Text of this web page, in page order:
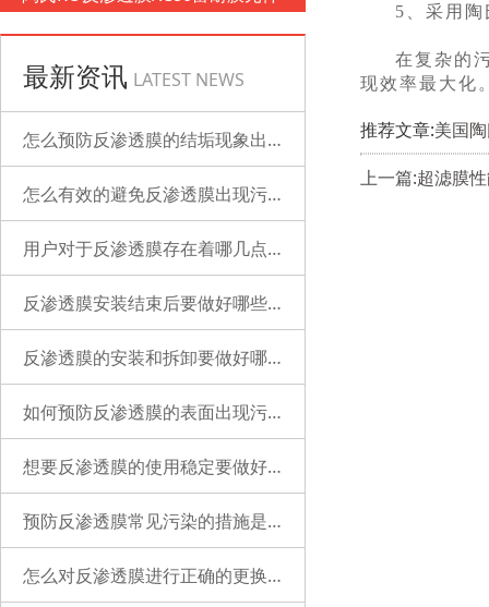
最新资讯 LATEST NEWS
怎么预防反渗透膜的结垢现象出现？
怎么有效的避免反渗透膜出现污染？
用户对于反渗透膜存在着哪几点误解？
反渗透膜安装结束后要做好哪些检查的工作？
反渗透膜的安装和拆卸要做好哪些准备？
如何预防反渗透膜的表面出现污染？
想要反渗透膜的使用稳定要做好哪些工作？
预防反渗透膜常见污染的措施是什么？
怎么对反渗透膜进行正确的更换？
5、采用
在复杂的
现效率最大化
推荐文章:美国
上一篇:超滤膜